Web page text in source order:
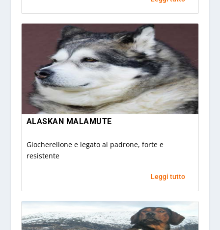
ALASKAN MALAMUTE
Giocherellone e legato al padrone, forte e
resistente
Leggi tutto